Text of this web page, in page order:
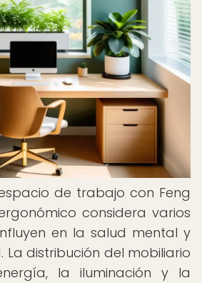
de trabajo con Feng
considera varios
en la salud mental y
distribución del mobiliario
la iluminación y la